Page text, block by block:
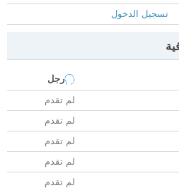
تسجيل الدخول
رجل
لم تقدم
لم تقدم
لم تقدم
لم تقدم
لم تقدم